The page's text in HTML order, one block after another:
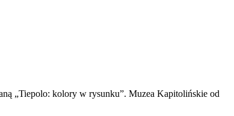
„Tiepolo: kolory w rysunku”. Muzea Kapitolińskie od